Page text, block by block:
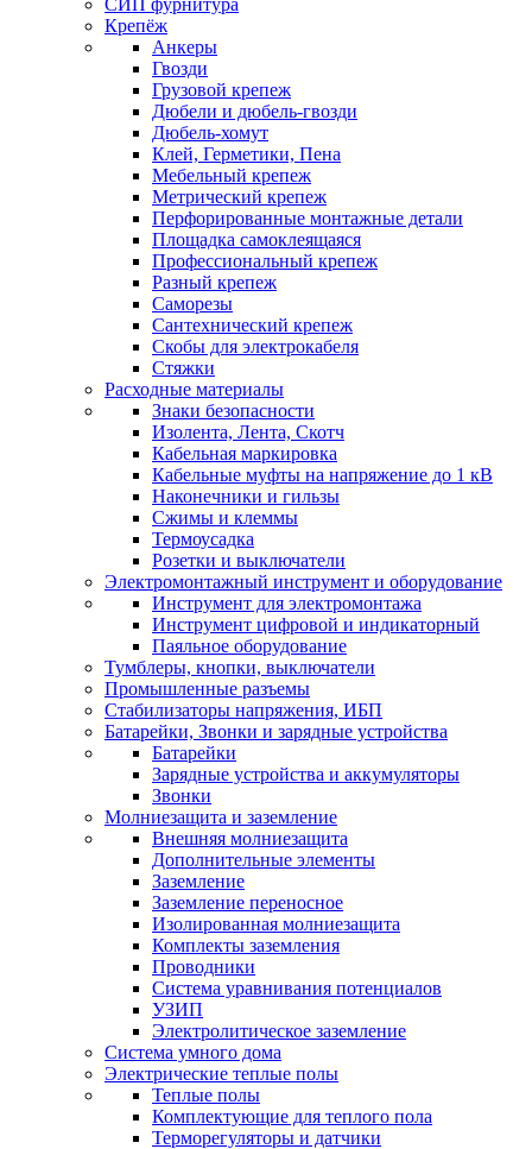
СИП фурнитура
Крепёж
Анкеры
Гвозди
Грузовой крепеж
Дюбели и дюбель-гвозди
Дюбель-хомут
Клей, Герметики, Пена
Мебельный крепеж
Метрический крепеж
Перфорированные монтажные детали
Площадка самоклеящаяся
Профессиональный крепеж
Разный крепеж
Саморезы
Сантехнический крепеж
Скобы для электрокабеля
Стяжки
Расходные материалы
Знаки безопасности
Изолента, Лента, Скотч
Кабельная маркировка
Кабельные муфты на напряжение до 1 кВ
Наконечники и гильзы
Сжимы и клеммы
Термоусадка
Розетки и выключатели
Электромонтажный инструмент и оборудование
Инструмент для электромонтажа
Инструмент цифровой и индикаторный
Паяльное оборудование
Тумблеры, кнопки, выключатели
Промышленные разъемы
Стабилизаторы напряжения, ИБП
Батарейки, Звонки и зарядные устройства
Батарейки
Зарядные устройства и аккумуляторы
Звонки
Молниезащита и заземление
Внешняя молниезащита
Дополнительные элементы
Заземление
Заземление переносное
Изолированная молниезащита
Комплекты заземления
Проводники
Система уравнивания потенциалов
УЗИП
Электролитическое заземление
Система умного дома
Электрические теплые полы
Теплые полы
Комплектующие для теплого пола
Терморегуляторы и датчики